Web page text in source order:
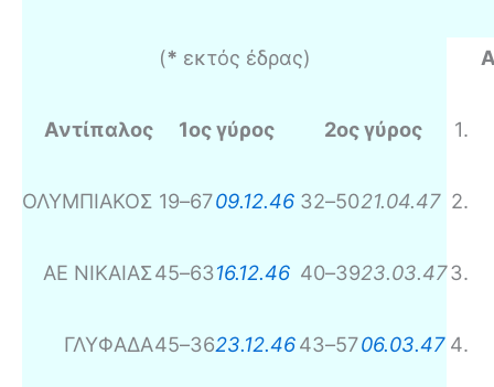
(* εκτός έδρας)
Αντίπαλος 1ος γύρος 2ος γύρος 1.
ΟΛΥΜΠΙΑΚΟΣ 19–6709.12.46 32–5021.04.47 2.
ΑΕ ΝΙΚΑΙΑΣ45–6316.12.46 40–3923.03.473.
ΓΛΥΦΑΔΑ45–3623.12.4643–5706.03.47 4.